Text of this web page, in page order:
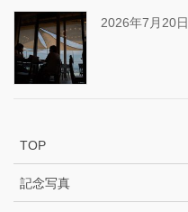
2026年7月20日
TOP
記念写真